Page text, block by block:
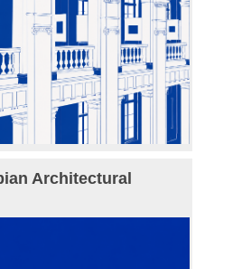
Architectural